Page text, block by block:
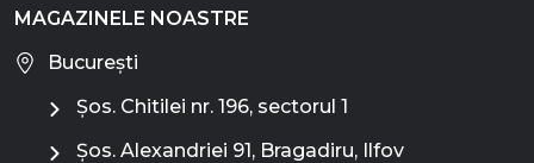
MAGAZINELE NOASTRE
București
Șos. Chitilei nr. 196, sectorul 1
Șos. Alexandriei 91, Bragadiru, Ilfov